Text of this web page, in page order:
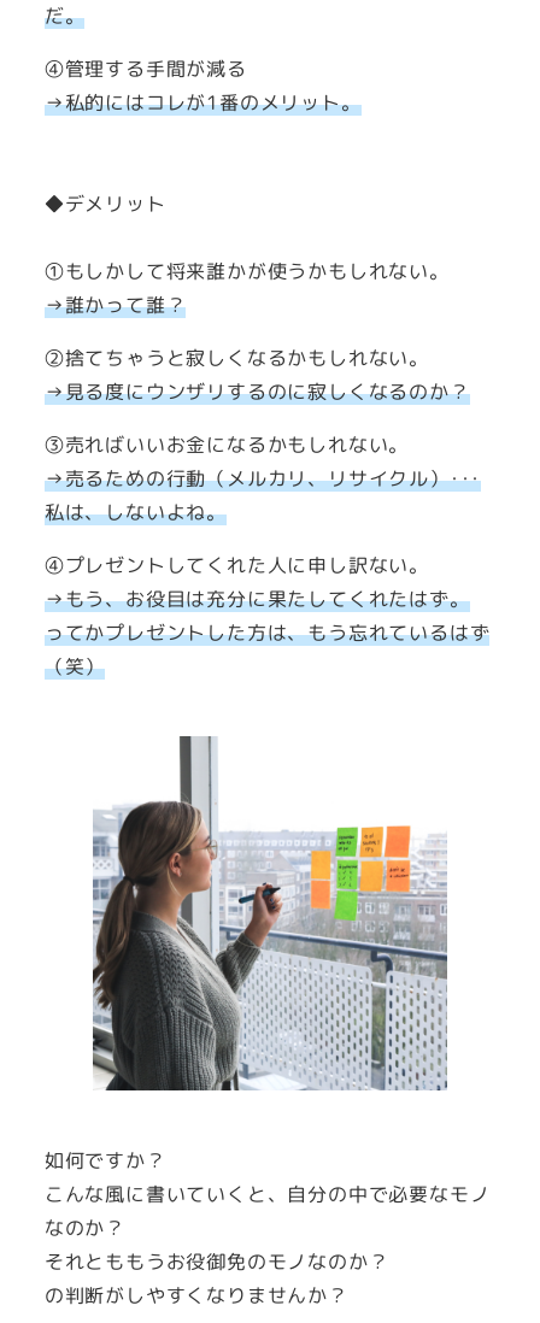
だ。
④管理する手間が減る
→私的にはコレが1番のメリット。
◆デメリット
①もしかして将来誰かが使うかもしれない。
→誰かって誰？
②捨てちゃうと寂しくなるかもしれない。
→見る度にウンザリするのに寂しくなるのか？
③売ればいいお金になるかもしれない。
→売るための行動（メルカリ、リサイクル）･･･
私は、しないよね。
④プレゼントしてくれた人に申し訳ない。
→もう、お役目は充分に果たしてくれたはず。
ってかプレゼントした方は、もう忘れているはず
（笑）
如何ですか？
こんな風に書いていくと、自分の中で必要なモノ
なのか？
それとももうお役御免のモノなのか？
の判断がしやすくなりませんか？